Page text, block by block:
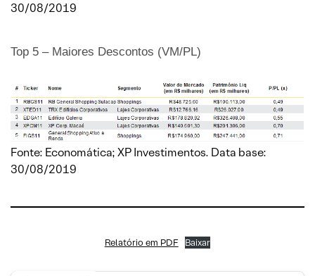
30/08/2019
Top 5 – Maiores Descontos (VM/PL)
Fonte: Economática; XP Investimentos. Data base:
30/08/2019
Relatório em PDF Baixar